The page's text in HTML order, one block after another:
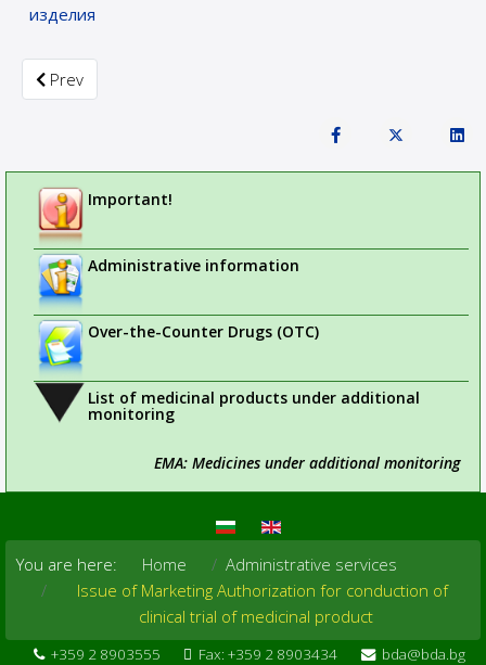
изделия
Previous article: Issue of Marketing Authorization for
Prev
Important!
Administrative information
Over-the-Counter Drugs (OTC)
List of medicinal products under additional
monitoring
EMA: Medicines under additional monitoring
You are here: Home
Administrative services
Issue of Marketing Authorization for conduction of
clinical trial of medicinal product
+359 2 8903555 Fax: +359 2 8903434 bda@bda.bg